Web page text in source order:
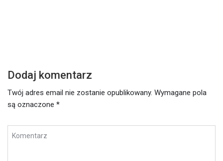
Dodaj komentarz
Twój adres email nie zostanie opublikowany. Wymagane pola
są oznaczone *